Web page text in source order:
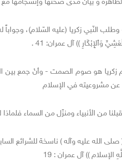
و بيان مدى صحتها وإنسجامها مع
وطلب النّبي زكريا (عليه السّلام)،
وَٱلإِبْكَارِ )) آل عمران: 41 .
هو صوم الصمت - وأنْ جمع بين
عن مشروعيته في الإسلام
من الأنبياء ومنزّل من السماء فلماذا
الله عليه وآله ) ناسخة للشرائع
الإسلام )) آل عمران : 19